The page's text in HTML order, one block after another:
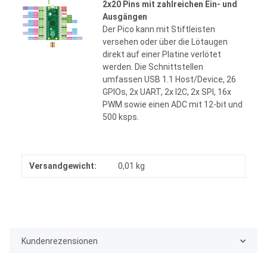
2x20 Pins mit zahlreichen Ein- und
Ausgängen
Der Pico kann mit Stiftleisten
versehen oder über die Lötaugen
direkt auf einer Platine verlötet
werden. Die Schnittstellen
umfassen USB 1.1 Host/Device, 26
GPIOs, 2x UART, 2x I2C, 2x SPI, 16x
PWM sowie einen ADC mit 12-bit und
500 ksps.
Versandgewicht: 0,01 kg
Kundenrezensionen